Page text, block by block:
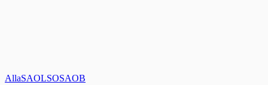
AllaSAOLSOSAOB